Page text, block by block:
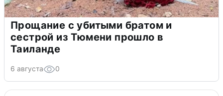
Прощание с убитыми братом и
сестрой из Тюмени прошло в
Таиланде
6 августа 0